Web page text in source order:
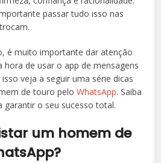
passar tudo isso nas
é muito importante dar atenção
hora de usar o app de mensagens
veja a seguir uma série dicas
de touro peloWhatsApp. Saiba
garantir o seu sucesso total.
um homem de